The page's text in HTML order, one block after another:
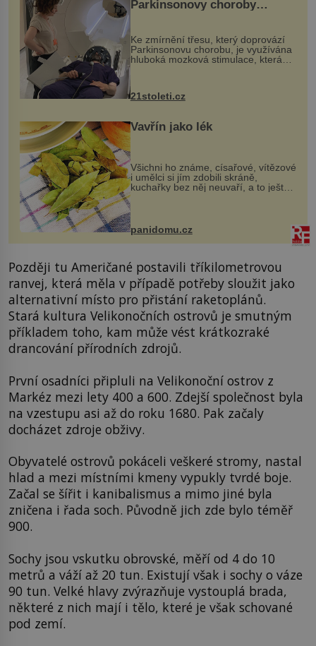
Parkinsonovy choroby
Ke zmírnění třesu, který doprovází
Parkinsonovu chorobu, je využívána
hluboká mozková stimulace, která
však vyžaduje vysoce invazivní
zákrok. Ultrazvuk zase není vhodný
k dostatečně přesnému zacílení ...
21stoleti.cz
Vavřín jako lék
Všichni ho známe, císařové, vítězové
i umělci si jím zdobili skráně,
kuchařky bez něj neuvaří, a to ještě
nevíte, že bobkový list může výrazně
zmírnit některé naše neduhy.
Obsahuje v malém množství ně...
panidomu.cz
Později tu Američané postavili tříkilometrovou
ranvej, která měla v případě potřeby sloužit jako
alternativní místo pro přistání raketoplánů.
Stará kultura Velikonočních ostrovů je smutným
příkladem toho, kam může vést krátkozraké
drancování přírodních zdrojů.
První osadníci připluli na Velikonoční ostrov z
Markéz mezi lety 400 a 600. Zdejší společnost byla
na vzestupu asi až do roku 1680. Pak začaly
docházet zdroje obživy.
Obyvatelé ostrovů pokáceli veškeré stromy, nastal
hlad a mezi místními kmeny vypukly tvrdé boje.
Začal se šířit i kanibalismus a mimo jiné byla
zničena i řada soch. Původně jich zde bylo téměř
900.
Sochy jsou vskutku obrovské, měří od 4 do 10
metrů a váží až 20 tun. Existují však i sochy o váze
90 tun. Velké hlavy zvýrazňuje vystouplá brada,
některé z nich mají i tělo, které je však schované
pod zemí.